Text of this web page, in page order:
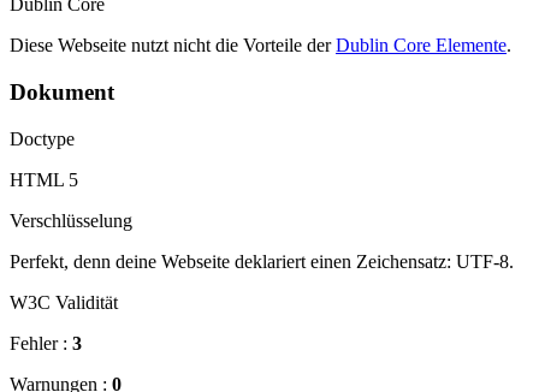
Dublin Core
Diese Webseite nutzt nicht die Vorteile derDublin Core Elemente.
Dokument
Doctype
HTML 5
Verschlüsselung
Perfekt, denn deine Webseite deklariert einen Zeichensatz: UTF-8.
W3C Validität
Fehler : 3
Warnungen : 0